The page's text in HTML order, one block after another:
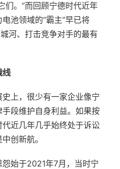
们。”而回顾宁德时代近年
池领域的“霸主”早已将
河、打击竞争对手的最有
线
上，很少有一家企业像宁
段维护自身利益。如果按
近几年几乎始终处于诉讼
创新航。
始于2021年7月，当时宁